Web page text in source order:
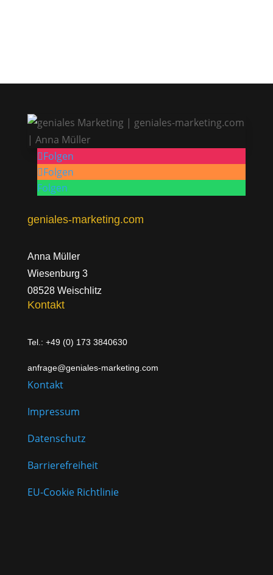
Folgen
Folgen
Folgen
geniales-marketing.com
Anna Müller
Wiesenburg 3
08528 Weischlitz
Kontakt
Tel.: +49 (0) 173 3840630
anfrage@geniales-marketing.com
Kontakt
Impressum
Datenschutz
Barrierefreiheit
EU-Cookie Richtlinie